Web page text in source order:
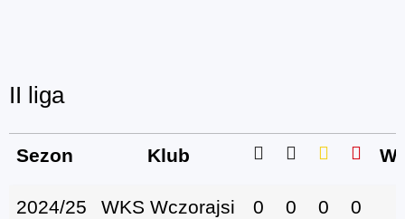
II liga
Sezon Klub
2024/25 WKS Wczorajsi 0 0 0 0